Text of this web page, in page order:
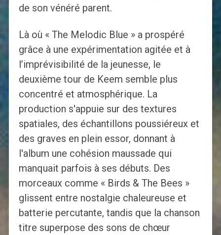
de son vénéré parent.
Là où « The Melodic Blue » a prospéré
grâce à une expérimentation agitée et à
l’imprévisibilité de la jeunesse, le
deuxième tour de Keem semble plus
concentré et atmosphérique. La
production s'appuie sur des textures
spatiales, des échantillons poussiéreux et
des graves en plein essor, donnant à
l'album une cohésion maussade qui
manquait parfois à ses débuts. Des
morceaux comme « Birds & The Bees »
glissent entre nostalgie chaleureuse et
batterie percutante, tandis que la chanson
titre superpose des sons de chœur